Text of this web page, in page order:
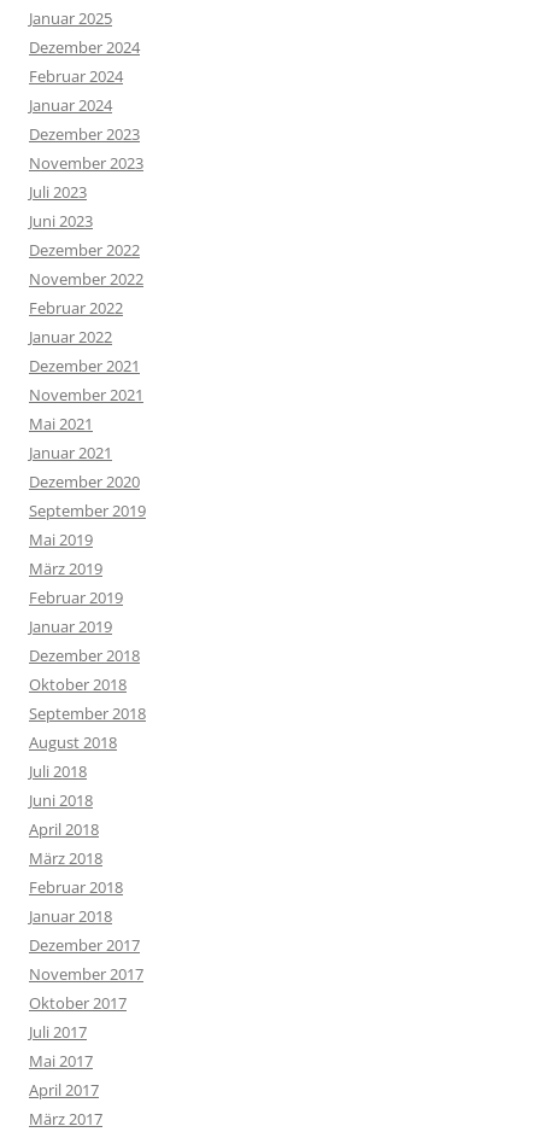
Januar 2025
Dezember 2024
Februar 2024
Januar 2024
Dezember 2023
November 2023
Juli 2023
Juni 2023
Dezember 2022
November 2022
Februar 2022
Januar 2022
Dezember 2021
November 2021
Mai 2021
Januar 2021
Dezember 2020
September 2019
Mai 2019
März 2019
Februar 2019
Januar 2019
Dezember 2018
Oktober 2018
September 2018
August 2018
Juli 2018
Juni 2018
April 2018
März 2018
Februar 2018
Januar 2018
Dezember 2017
November 2017
Oktober 2017
Juli 2017
Mai 2017
April 2017
März 2017